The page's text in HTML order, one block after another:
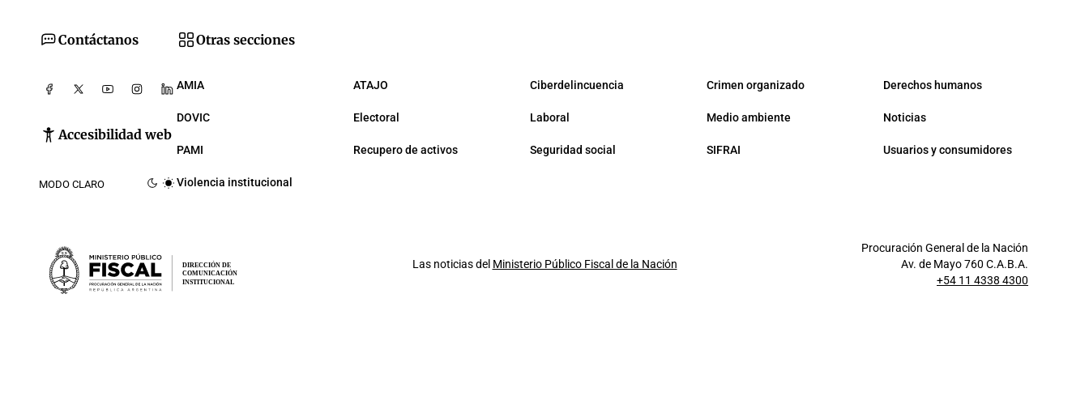
Contáctanos
Accesibilidad web
MODO CLARO
Otras secciones
AMIA ATAJO Ciberdelincuencia Crimen organizado Derechos humanos
DOVIC Electoral Laboral Medio ambiente Noticias
PAMI Recupero de activos Seguridad social SIFRAI Usuarios y consumidores
Violencia institucional
DIRECCIÓN DE
COMUNICACIÓN
INSTITUCIONAL
Las noticias del Ministerio Público Fiscal de la Nación
Procuración General de la Nación
Av. de Mayo 760 C.A.B.A.
+54 11 4338 4300